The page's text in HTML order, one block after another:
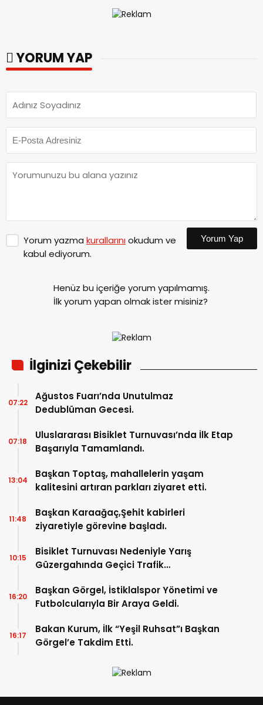
YORUM YAP
Yorum yazma kurallarınıokudum ve
kabul ediyorum.
Yorum Yap
Henüz bu içeriğe yorum yapılmamış.
İlk yorum yapan olmak ister misiniz?
İlginizi Çekebilir
Ağustos Fuarı’nda Unutulmaz
Dedublüman Gecesi.
07:22
Uluslararası Bisiklet Turnuvası’nda İlk Etap
Başarıyla Tamamlandı.
07:18
Başkan Toptaş, mahallelerin yaşam
kalitesini artıran parkları ziyaret etti.
13:04
Başkan Karaağaç,Şehit kabirleri
ziyaretiyle görevine başladı.
11:48
Bisiklet Turnuvası Nedeniyle Yarış
Güzergahında Geçici Trafik
10:15
Başkan Görgel, İstiklalspor Yönetimi ve
Futbolcularıyla Bir Araya Geldi.
16:20
Bakan Kurum, İlk “Yeşil Ruhsat”ı Başkan
Görgel’e Takdim Etti.
16:17